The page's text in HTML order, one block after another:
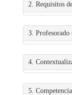
2. Requisitos
3. Profesorado
4.
5.